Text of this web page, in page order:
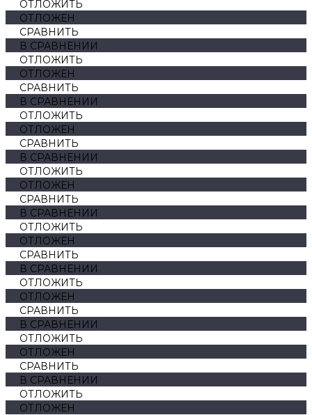
ОТЛОЖИТЬ
ОТЛОЖЕН
СРАВНИТЬ
В СРАВНЕНИИ
ОТЛОЖИТЬ
ОТЛОЖЕН
СРАВНИТЬ
В СРАВНЕНИИ
ОТЛОЖИТЬ
ОТЛОЖЕН
СРАВНИТЬ
В СРАВНЕНИИ
ОТЛОЖИТЬ
ОТЛОЖЕН
СРАВНИТЬ
В СРАВНЕНИИ
ОТЛОЖИТЬ
ОТЛОЖЕН
СРАВНИТЬ
В СРАВНЕНИИ
ОТЛОЖИТЬ
ОТЛОЖЕН
СРАВНИТЬ
В СРАВНЕНИИ
ОТЛОЖИТЬ
ОТЛОЖЕН
СРАВНИТЬ
В СРАВНЕНИИ
ОТЛОЖИТЬ
ОТЛОЖЕН